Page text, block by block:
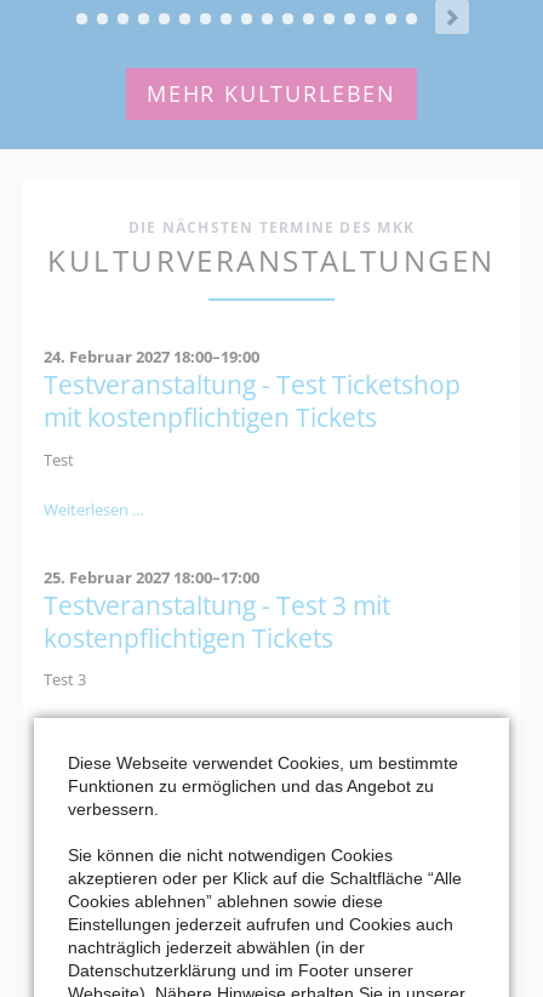
MEHR KULTURLEBEN
DIE NÄCHSTEN TERMINE DES MKK
KULTURVERANSTALTUNGEN
24. Februar 2027 18:00–19:00
Testveranstaltung - Test Ticketshop
mit kostenpflichtigen Tickets
Test
Weiterlesen …
Ticketshop
mit
kostenpflichtigen
Tickets
25. Februar 2027 18:00–17:00
Testveranstaltung - Test 3 mit
kostenpflichtigen Tickets
Test 3
-
Test
kostenpflichtigen
Tickets
Seite 7 von 7
Anfang Zurück 3
7
MEHR VERANSTALTUNGEN
Diese Webseite verwendet Cookies, um bestimmte
Funktionen zu ermöglichen und das Angebot zu
verbessern.
Sie können die nicht notwendigen Cookies
akzeptieren oder per Klick auf die Schaltfläche “Alle
Cookies ablehnen” ablehnen sowie diese
Einstellungen jederzeit aufrufen und Cookies auch
nachträglich jederzeit abwählen (in der
Datenschutzerklärung und im Footer unserer